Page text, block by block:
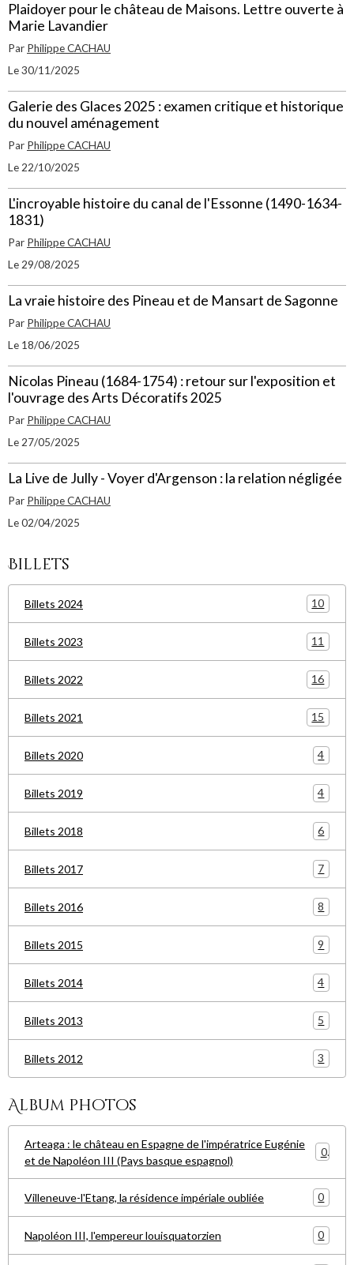
Plaidoyer pour le château de Maisons. Lettre ouverte à
Marie Lavandier
Par Philippe CACHAU
Le 30/11/2025
Galerie des Glaces 2025 : examen critique et historique
du nouvel aménagement
Par Philippe CACHAU
Le 22/10/2025
L'incroyable histoire du canal de l'Essonne (1490-1634-
1831)
Par Philippe CACHAU
Le 29/08/2025
La vraie histoire des Pineau et de Mansart de Sagonne
Par Philippe CACHAU
Le 18/06/2025
Nicolas Pineau (1684-1754) : retour sur l'exposition et
l'ouvrage des Arts Décoratifs 2025
Par Philippe CACHAU
Le 27/05/2025
La Live de Jully - Voyer d'Argenson : la relation négligée
Par Philippe CACHAU
Le 02/04/2025
Billets
Billets 2024 10
Billets 2023 11
Billets 2022 16
Billets 2021 15
Billets 2020 4
Billets 2019 4
Billets 2018 6
Billets 2017 7
Billets 2016 8
Billets 2015 9
Billets 2014 4
Billets 2013 5
Billets 2012 3
Album photos
Arteaga : le château en Espagne de l'impératrice Eugénie
et de Napoléon III (Pays basque espagnol)
0
Villeneuve-l'Etang, la résidence impériale oubliée 0
Napoléon III, l'empereur louisquatorzien 0